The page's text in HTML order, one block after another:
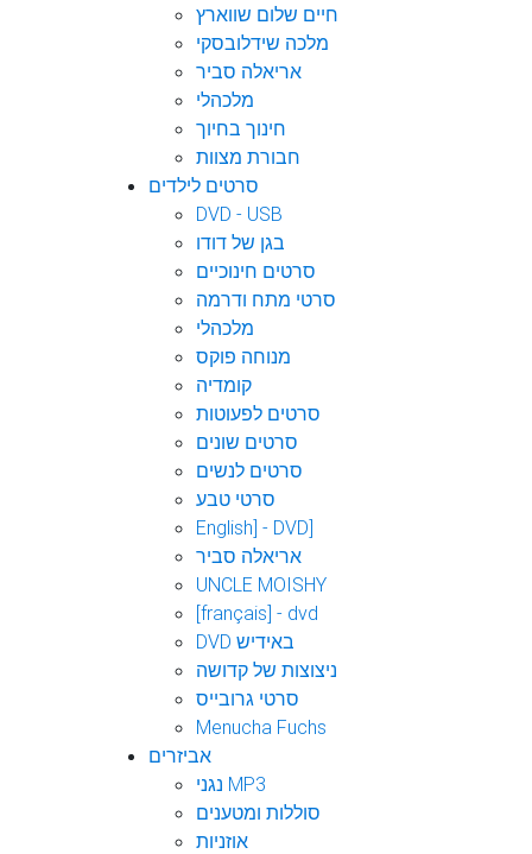
חיים שלום שווארץ
מלכה שידלובסקי
אריאלה סביר
מלכהלי
חינוך בחיוך
חבורת מצוות
סרטים לילדים
DVD - USB
בגן של דודו
סרטים חינוכיים
סרטי מתח ודרמה
מלכהלי
מנוחה פוקס
קומדיה
סרטים לפעוטות
סרטים שונים
סרטים לנשים
סרטי טבע
English] - DVD]
אריאלה סביר
UNCLE MOISHY
[français] - dvd
DVD באידיש
ניצוצות של קדושה
סרטי גרובייס
Menucha Fuchs
אביזרים
נגני MP3
סוללות ומטענים
אוזניות